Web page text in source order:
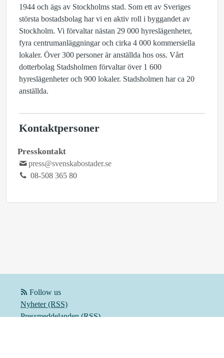
1944 och ägs av Stockholms stad. Som ett av Sveriges
största bostadsbolag har vi en aktiv roll i byggandet av
Stockholm. Vi förvaltar nästan 29 000 hyreslägenheter,
fyra centrumanläggningar och cirka 4 000 kommersiella
lokaler. Över 300 personer är anställda hos oss. Vårt
dotterbolag Stadsholmen förvaltar över 1 600
hyreslägenheter och 900 lokaler. Stadsholmen har ca 20
anställda.
Kontaktpersoner
Presskontakt
press@svenskabostader.se
08-508 365 80
Follow us
Nyheter (RSS)
Pressmeddelanden (RSS)